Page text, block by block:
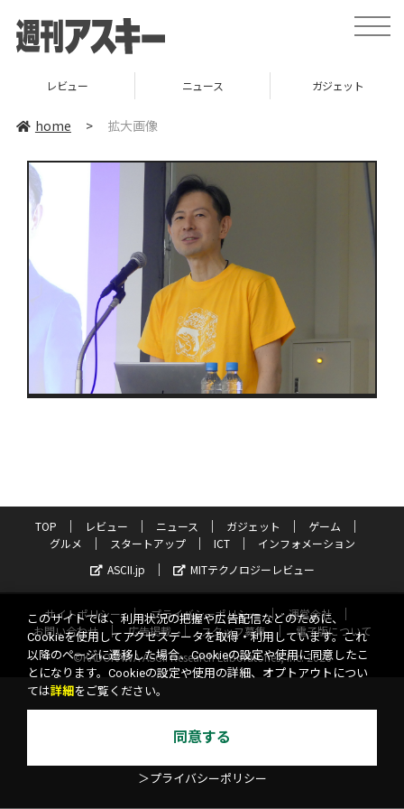
toggle
レビュー ニュース ガジェット
home > 拡大画像
TOP レビュー ニュース ガジェット
ゲーム
グルメ
スタートアップ ICT
インフォメーション
ASCII.jp
MITテクノロジーレビュー
サイトポリシー プライバシーポリシー
運営会社
お問い合わせ
広告掲載 スタッフ募集
電子版について
©KADOKAWA ASCII Research Laboratories, Inc. 2026
このサイトでは、利用状況の把握や広告配信などのために、
Cookieを使用してアクセスデータを取得・利用しています。これ
以降のページに遷移した場合、Cookieの設定や使用に同意したこ
とになります。Cookieの設定や使用の詳細、オプトアウトについ
ては詳細 をご覧ください。
同意する
＞プライバシーポリシー